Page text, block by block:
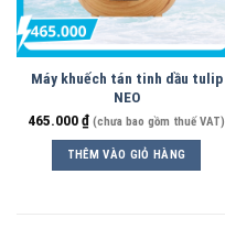
Máy khuếch tán tinh dầu tulip
NEO
465.000₫ (chưa bao gồm thuế VAT)
THÊM VÀO GIỎ HÀNG